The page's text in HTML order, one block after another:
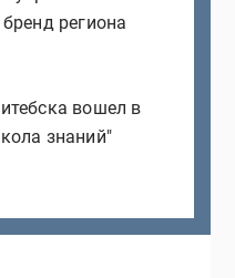
региона
вошел в
знаний"